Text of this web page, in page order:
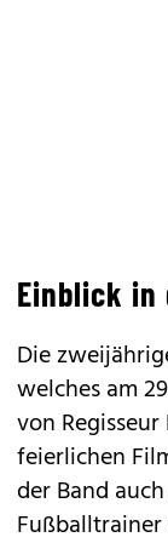
Einblick in
Die
welches am
von
feierlichen
der Band
Fußballtrainer